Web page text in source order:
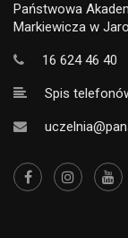
Państwowa
Markiewicza w
16 624 46 40
Spis